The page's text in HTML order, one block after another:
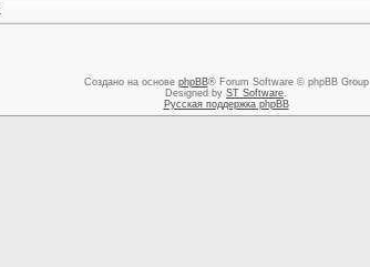
Создано на основе phpBB® Forum Software © phpBB Group
Designed by ST Software.
Русская поддержка phpBB